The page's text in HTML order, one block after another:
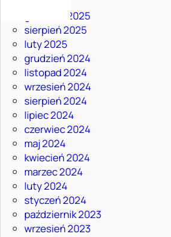
grudzień 2025
sierpień 2025
luty 2025
grudzień 2024
listopad 2024
wrzesień 2024
sierpień 2024
lipiec 2024
czerwiec 2024
maj 2024
kwiecień 2024
marzec 2024
luty 2024
styczeń 2024
październik 2023
wrzesień 2023